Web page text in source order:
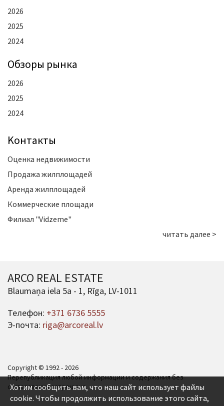
2026
2025
2024
Oбзоры рынка
2026
2025
2024
Kонтакты
Оценка недвижимости
Продажа жилплощадей
Аренда жилплощадей
Коммерческие площади
Филиал "Vidzeme"
читать далее >
ARCO REAL ESTATE
Blaumaņa iela 5a - 1, Rīga, LV-1011
Телефон: +371 6736 5555
Э-почта: riga@arcoreal.lv
Copyright © 1992 - 2026
Перепубликация любой информации и содержания без
согласования запрещена.
Хотим сообщить вам, что наш сайт использует файлы
cookie. Чтобы продолжить использование этого сайта,